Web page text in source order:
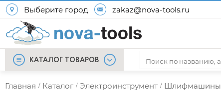
Выберите город zakaz@nova-tools.ru
КАТАЛОГ ТОВАРОВ
Главная / Каталог / Электроинструмент / Шлифмашины